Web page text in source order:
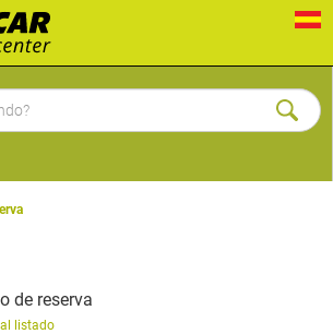
de reserva
listado